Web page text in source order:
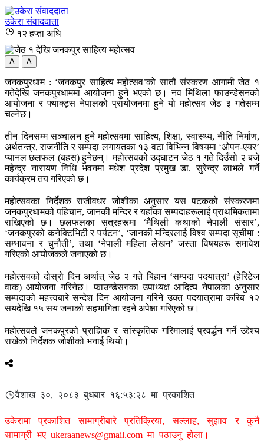
उकेरा संवाददाता
१२ हप्ता अघि
A A
जनकपुरधाम : ‘जनकपुर साहित्य महोत्सव’को सातौं संस्करण आगामी जेठ १
गतेदेखि जनकपुरधाममा आयोजना हुने भएको छ। नव मिथिला फाउन्डेसनको
आयोजना र फ्याक्ट्स नेपालको प्रायोजनमा हुने यो महोत्सव जेठ ३ गतेसम्म
चल्नेछ।
तीन दिनसम्म सञ्चालन हुने महोत्सवमा साहित्य, शिक्षा, स्वास्थ्य, नीति निर्माण,
अर्थतन्त्र, राजनीति र सम्पदा लगायतका १३ वटा विभिन्न विषयमा ‘ओपन-एयर’
प्यानल छलफल (बहस) हुनेछन्। महोत्सवको उद्घाटन जेठ १ गते दिउँसो २ बजे
महेन्द्र नारायण निधि भवनमा मधेश प्रदेश प्रमुख डा. सुरेन्द्र लाभले गर्ने
कार्यक्रम तय गरिएको छ।
महोत्सवका निर्देशक राजीवधर जोशीका अनुसार यस पटकको संस्करणमा
जनकपुरधामको पहिचान, जानकी मन्दिर र यहाँका सम्पदाहरूलाई प्राथमिकतामा
राखिएको छ। छलफलका सत्रहरूमा ‘मैथिली कथाको नेपाली संसार’,
‘जनकपुरको कनेक्टिभिटी र पर्यटन’, ‘जानकी मन्दिरलाई विश्व सम्पदा सूचीमा :
सम्भावना र चुनौती’, तथा ‘नेपाली महिला लेखन’ जस्ता विषयहरू समावेश
गरिएको आयोजकले जनाएको छ।
महोत्सवको दोस्रो दिन अर्थात् जेठ २ गते बिहान ‘सम्पदा पदयात्रा’ (हेरिटेज
वाक) आयोजना गरिनेछ। फाउन्डेसनका उपाध्यक्ष आदित्य नेपालका अनुसार
सम्पदाको महत्त्वबारे सन्देश दिन आयोजना गरिने उक्त पदयात्रामा करिब १२
सयदेखि १५ सय जनाको सहभागिता रहने अपेक्षा गरिएको छ।
महोत्सवले जनकपुरको प्राज्ञिक र सांस्कृतिक गरिमालाई प्रवर्द्धन गर्ने उद्देश्य
राखेको निर्देशक जोशीको भनाई थियो।
वैशाख ३०, २०८३ बुधबार १६:५३:२८ मा प्रकाशित
उकेरामा प्रकाशित सामाग्रीबारे प्रतिक्रिया, सल्लाह, सुझाव र कुनै
सामाग्री भए ukeraanews@gmail.com मा पठाउनु होला।